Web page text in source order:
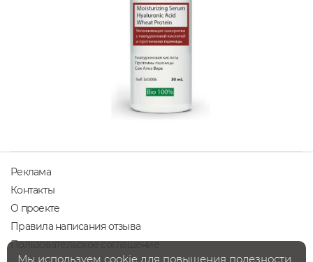
Реклама
Контакты
О проекте
Правила написания отзыва
Пользовательское соглашение
Мы используем cookie для повышения полезности